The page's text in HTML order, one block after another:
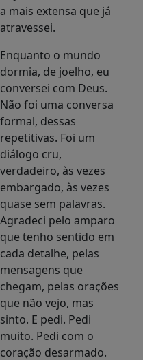
a mais extensa que já
atravessei.
Enquanto o mundo
dormia, de joelho, eu
conversei com Deus.
Não foi uma conversa
formal, dessas
repetitivas. Foi um
diálogo cru,
verdadeiro, às vezes
embargado, às vezes
quase sem palavras.
Agradeci pelo amparo
que tenho sentido em
cada detalhe, pelas
mensagens que
chegam, pelas orações
que não vejo, mas
sinto. E pedi. Pedi
muito. Pedi com o
coração desarmado.